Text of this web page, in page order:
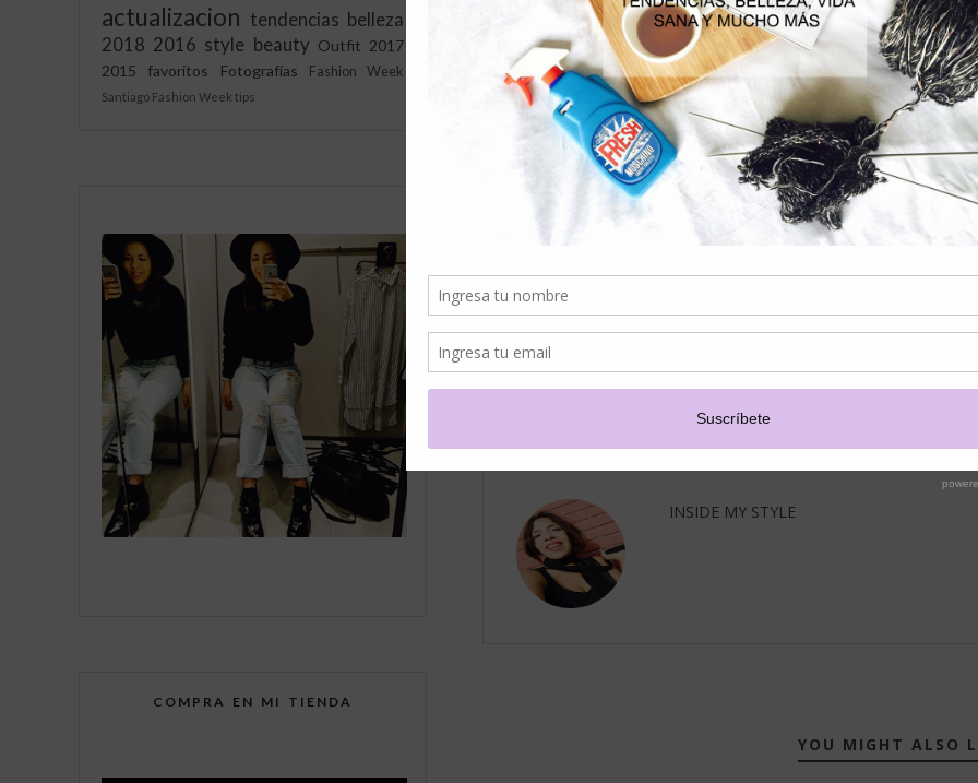
El Set Collagen Specialist:Este set es ideal para aquellas
aumentar firmeza y disminuir arrugas y líneas de expresión. La crema
está enriquecida con Péptidos y Vitamina C, que permiten estimular
suave y juvenil.
"En Vichy, entendemos la importancia de celebrar el amor y el cuidado
seleccionados para entregar una experiencia de cuidado de la piel que honre
vidas tal como ellas lo merecen"
, comenta Camila Morales, Product Manager
y regala una piel radiante y saludable.
INSIDE MY STYLE
YOU MIGHT ALSO
actualizacion tendencias belleza
2018 2016 style beauty Outfit 2017
2015
favoritos Fotografías Fashion Week
Santiago Fashion Week tips
COMPRA EN MI TIENDA